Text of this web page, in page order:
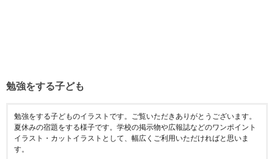
勉強をする子ども
勉強をする子どものイラストです。ご覧いただきありがとうございます。
夏休みの宿題をする様子です。学校の掲示物や広報誌などのワンポイント
イラスト・カットイラストとして、幅広くご利用いただければと思いま
す。